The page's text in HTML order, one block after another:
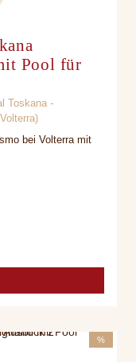
Pool für
Toskana -
bei Volterra mit
%